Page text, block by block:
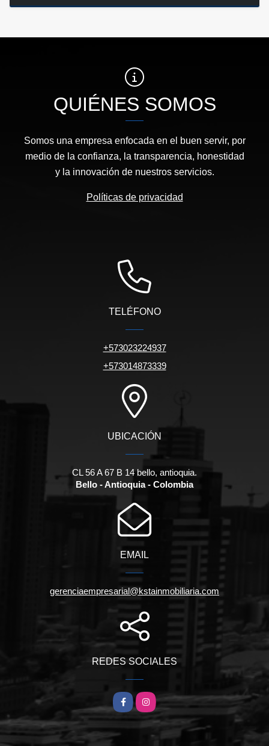
QUIÉNES SOMOS
Somos una empresa enfocada en el buen servir, por
medio de la confianza, la transparencia, honestidad
y la innovación de nuestros servicios.
Políticas de privacidad
TELÉFONO
+573023224937
+573014873339
UBICACIÓN
CL 56 A 67 B 14 bello, antioquia.
Bello - Antioquia - Colombia
EMAIL
gerenciaempresarial@kstainmobiliaria.com
REDES SOCIALES
FacebookInstagram